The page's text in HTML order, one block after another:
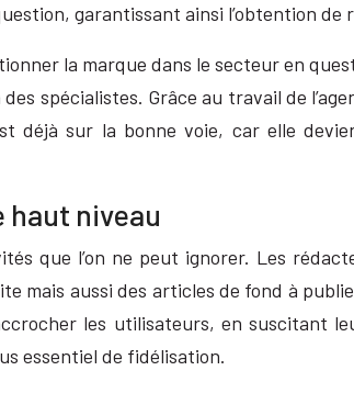
garantissant ainsi l’obtention de
la marque dans le secteur en
spécialistes. Grâce au travail de
déjà sur la bonne voie, car elle
haut niveau
que l’on ne peut ignorer. Les
mais aussi des articles de fond à
les utilisateurs, en suscitant
essentiel de fidélisation.